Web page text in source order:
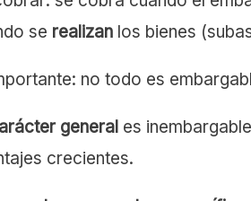
se realizan los bienes
no todo es
general es
crecientes.